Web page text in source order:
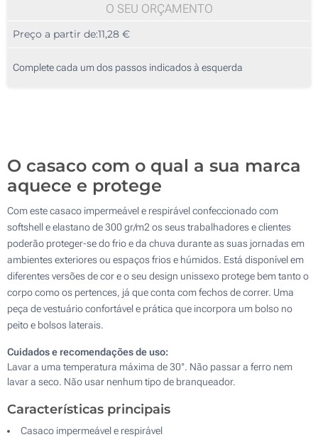
Calcular preço
O SEU ORÇAMENTO
Preço a partir de:11,28 €
Complete cada um dos passos indicados à esquerda
O casaco com o qual a sua marca
aquece e protege
Com este casaco impermeável e respirável confeccionado com
softshell e elastano de 300 gr/m2 os seus trabalhadores e clientes
poderão proteger-se do frio e da chuva durante as suas jornadas em
ambientes exteriores ou espaços frios e húmidos. Está disponível em
diferentes versões de cor e o seu design unissexo protege bem tanto o
corpo como os pertences, já que conta com fechos de correr. Uma
peça de vestuário confortável e prática que incorpora um bolso no
peito e bolsos laterais.
Cuidados e recomendações de uso:
Lavar a uma temperatura máxima de 30°. Não passar a ferro nem
lavar a seco. Não usar nenhum tipo de branqueador.
Características principais
Casaco impermeável e respirável